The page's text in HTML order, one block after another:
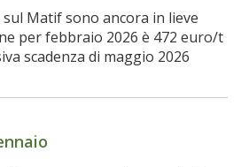
Matif sono ancora in lieve
per febbraio 2026 è 472 euro/t
scadenza di maggio 2026